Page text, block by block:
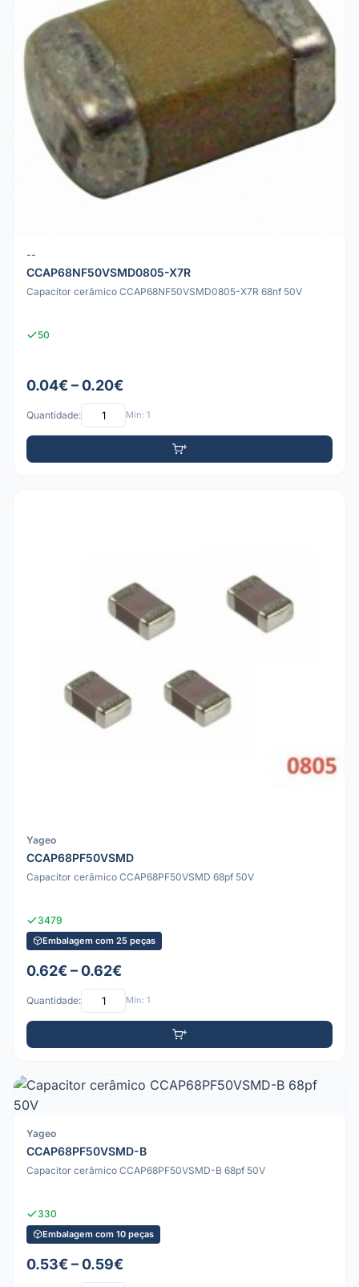
--
CCAP68NF50VSMD0805-X7R
Capacitor cerâmico CCAP68NF50VSMD0805-X7R 68nf 50V
50
0.04€ – 0.20€
Quantidade: Mín: 1
Yageo
CCAP68PF50VSMD
Capacitor cerâmico CCAP68PF50VSMD 68pf 50V
3479
Embalagem com 25 peças
0.62€ – 0.62€
Quantidade: Mín: 1
Yageo
CCAP68PF50VSMD-B
Capacitor cerâmico CCAP68PF50VSMD-B 68pf 50V
330
Embalagem com 10 peças
0.53€ – 0.59€